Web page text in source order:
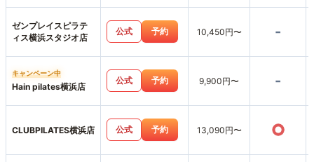
ゼンプレイスピラテ
ィス横浜スタジオ店
公式 予約 10,450円〜 -
キャンペーン中
Hain pilates横浜店
公式 予約 9,900円〜 -
CLUBPILATES横浜店 公式 予約 13,090円〜 ○